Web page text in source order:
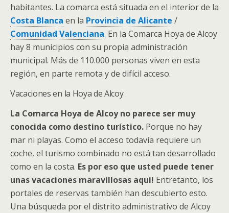
habitantes. La comarca está situada en el interior de la
Costa Blanca en la Provincia de Alicante /
Comunidad Valenciana. En la Comarca Hoya de Alcoy
hay 8 municipios con su propia administración
municipal. Más de 110.000 personas viven en esta
región, en parte remota y de difícil acceso.
Vacaciones en la Hoya de Alcoy
La Comarca Hoya de Alcoy no parece ser muy
conocida como destino turístico. Porque no hay
mar ni playas. Como el acceso todavía requiere un
coche, el turismo combinado no está tan desarrollado
como en la costa. Es por eso que usted puede tener
unas vacaciones maravillosas aquí! Entretanto, los
portales de reservas también han descubierto esto.
Una búsqueda por el distrito administrativo de Alcoy